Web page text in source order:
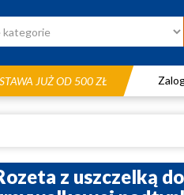
JUŻ OD 500 ZŁ
z uszczelką